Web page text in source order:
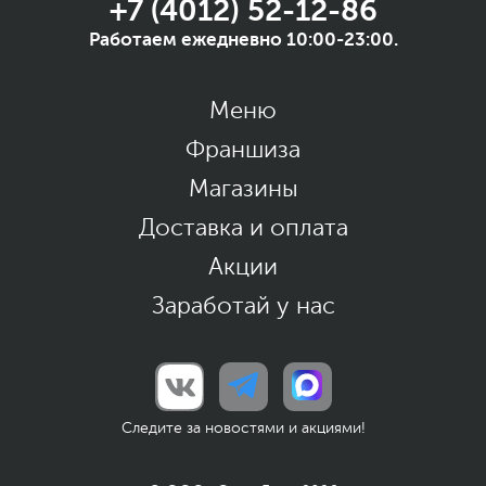
+7 (4012) 52-12-86
Работаем ежедневно 10:00-23:00.
Меню
Франшиза
Магазины
Доставка и оплата
Акции
Заработай у нас
Следите за новостями и акциями!